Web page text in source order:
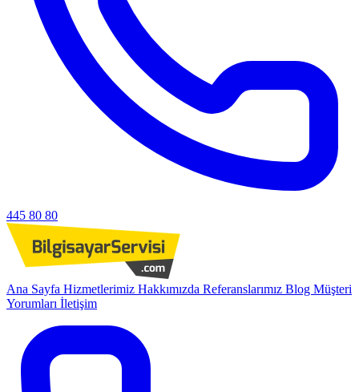
445 80 80
Ana Sayfa Hizmetlerimiz Hakkımızda Referanslarımız Blog Müşteri
Yorumları İletişim